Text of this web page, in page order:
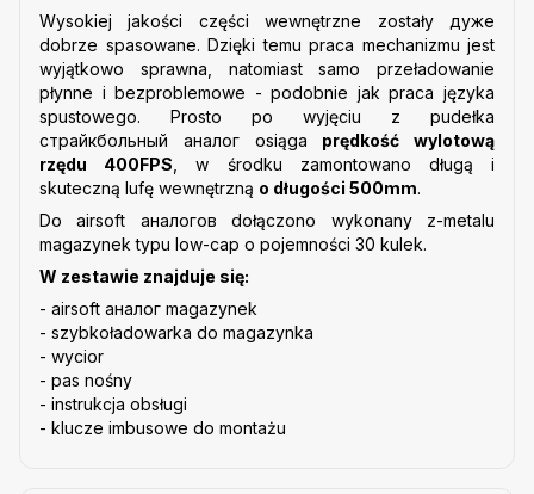
Wysokiej jakości części wewnętrzne zostały дуже
dobrze spasowane. Dzięki temu praca mechanizmu jest
wyjątkowo sprawna, natomiast samo przeładowanie
płynne i bezproblemowe - podobnie jak praca języka
spustowego. Prosto po wyjęciu z pudełka
cтрайкбольный аналог osiąga prędkość wylotową
rzędu 400FPS , w środku zamontowano długą i
skuteczną lufę wewnętrzną o długości 500mm.
Do airsoft аналогов dołączono wykonany z-metalu
magazynek typu low-cap o pojemności 30 kulek.
W zestawie znajduje się:
- airsoft аналог magazynek
- szybkoładowarka do magazynka
- wycior
- pas nośny
- instrukcja obsługi
- klucze imbusowe do montażu